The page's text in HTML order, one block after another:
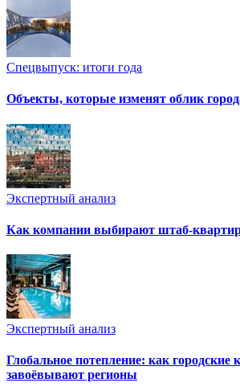
Спецвыпуск: итоги года
Объекты, которые изменят облик
Экспертный анализ
Как компании выбирают штаб-
Экспертный анализ
Глобальное потепление: как городские
завоёвывают регионы